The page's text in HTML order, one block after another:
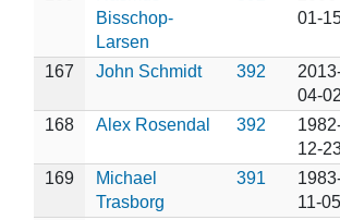
Bisschop-
Larsen
01-
167 John Schmidt 392
04-02
168 Alex Rosendal 392
12-
169
Michael
Trasborg
391
11-05